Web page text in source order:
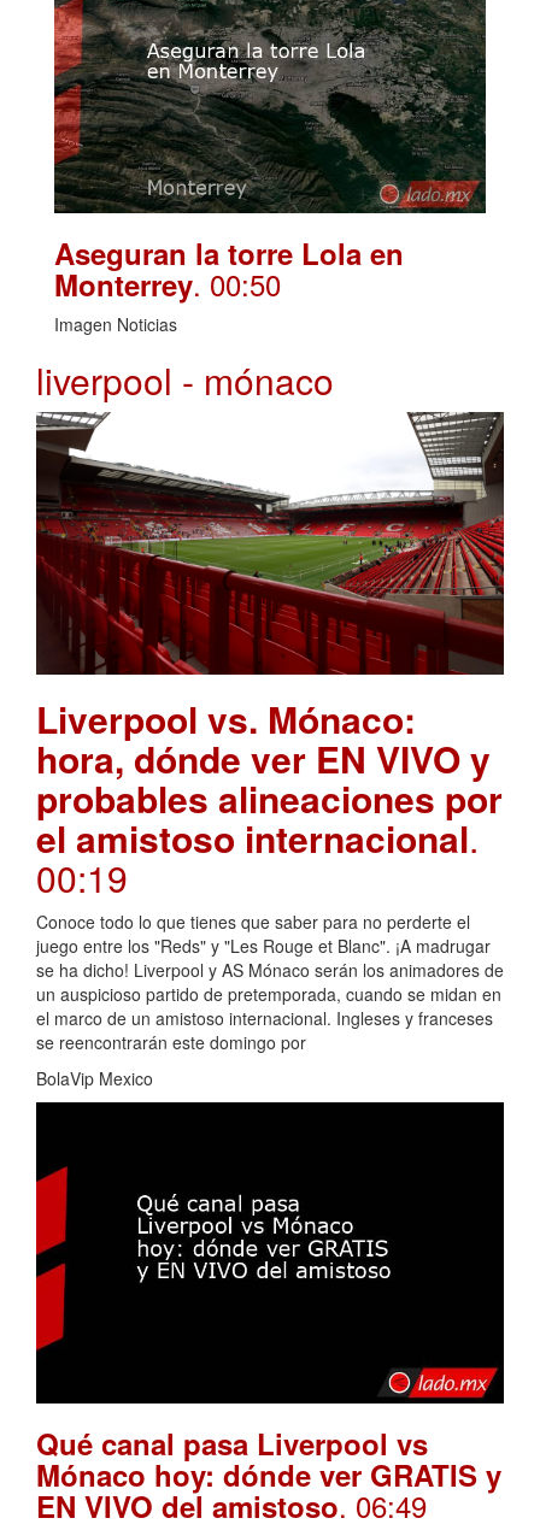
Aseguran la torre Lola en
Monterrey. 00:50
Imagen Noticias
liverpool - mónaco
Liverpool vs. Mónaco:
hora, dónde ver EN VIVO y
probables alineaciones por
el amistoso internacional.
00:19
Conoce todo lo que tienes que saber para no perderte el
juego entre los "Reds" y "Les Rouge et Blanc". ¡A madrugar
se ha dicho! Liverpool y AS Mónaco serán los animadores de
un auspicioso partido de pretemporada, cuando se midan en
el marco de un amistoso internacional. Ingleses y franceses
se reencontrarán este domingo por
BolaVip Mexico
Qué canal pasa Liverpool vs
Mónaco hoy: dónde ver GRATIS y
EN VIVO del amistoso. 06:49